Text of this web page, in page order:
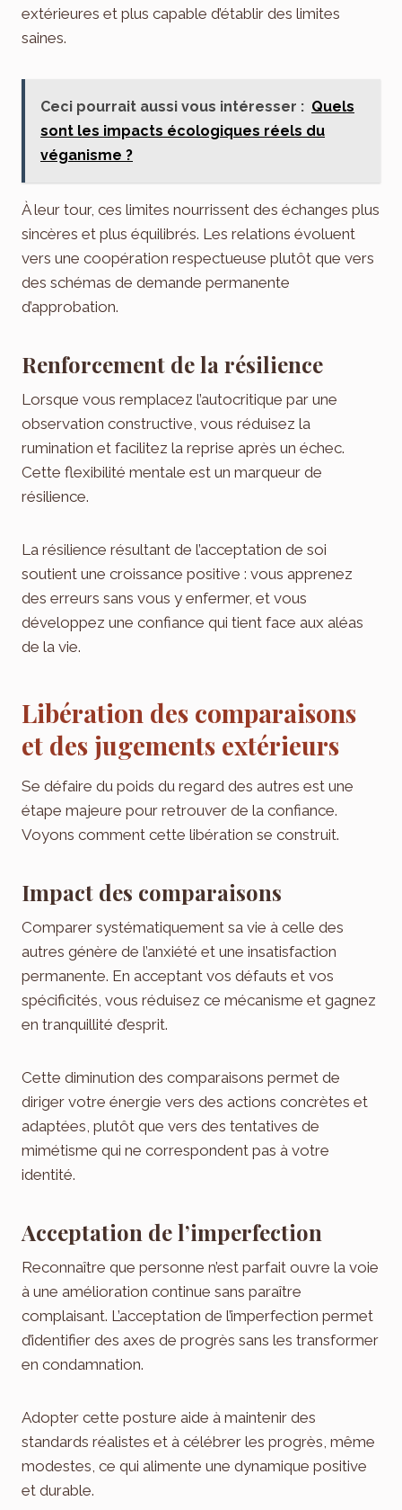
extérieures et plus capable d’établir des limites
saines.
Ceci pourrait aussi vous intéresser : Quels
sont les impacts écologiques réels du
véganisme ?
À leur tour, ces limites nourrissent des échanges plus
sincères et plus équilibrés. Les relations évoluent
vers une coopération respectueuse plutôt que vers
des schémas de demande permanente
d’approbation.
Renforcement de la résilience
Lorsque vous remplacez l’autocritique par une
observation constructive, vous réduisez la
rumination et facilitez la reprise après un échec.
Cette flexibilité mentale est un marqueur de
résilience.
La résilience résultant de l’acceptation de soi
soutient une croissance positive : vous apprenez
des erreurs sans vous y enfermer, et vous
développez une confiance qui tient face aux aléas
de la vie.
Libération des comparaisons
et des jugements extérieurs
Se défaire du poids du regard des autres est une
étape majeure pour retrouver de la confiance.
Voyons comment cette libération se construit.
Impact des comparaisons
Comparer systématiquement sa vie à celle des
autres génère de l’anxiété et une insatisfaction
permanente. En acceptant vos défauts et vos
spécificités, vous réduisez ce mécanisme et gagnez
en tranquillité d’esprit.
Cette diminution des comparaisons permet de
diriger votre énergie vers des actions concrètes et
adaptées, plutôt que vers des tentatives de
mimétisme qui ne correspondent pas à votre
identité.
Acceptation de l’imperfection
Reconnaître que personne n’est parfait ouvre la voie
à une amélioration continue sans paraître
complaisant. L’acceptation de l’imperfection permet
d’identifier des axes de progrès sans les transformer
en condamnation.
Adopter cette posture aide à maintenir des
standards réalistes et à célébrer les progrès, même
modestes, ce qui alimente une dynamique positive
et durable.